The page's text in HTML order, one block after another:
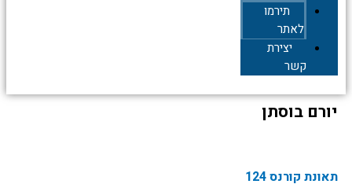
תירמו
לאתר
יצירת
קשר
יורם בוסתן
תאונת קורנס 124